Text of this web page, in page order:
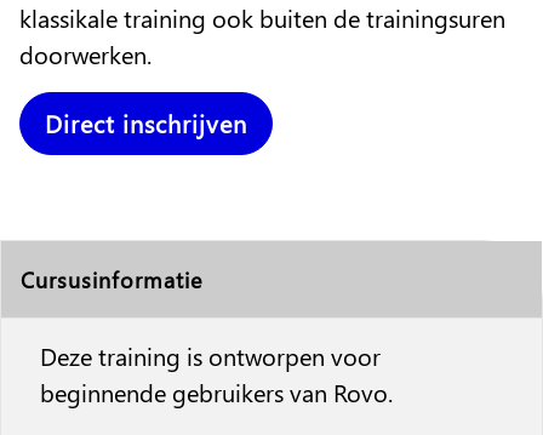
klassikale training ook buiten de trainingsuren
doorwerken.
Direct inschrijven
Cursusinformatie
Deze training is ontworpen voor
beginnende gebruikers van Rovo.